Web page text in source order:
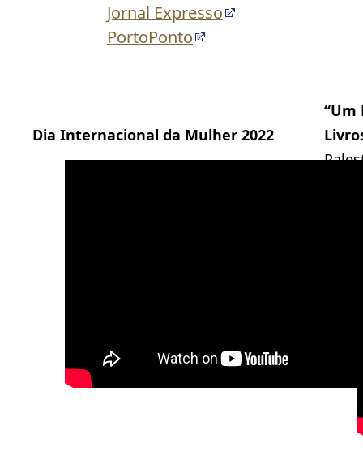
Jornal Expresso
PortoPonto
Dia Internacional da Mulher 2022
“Um